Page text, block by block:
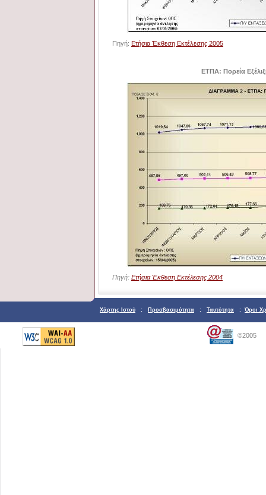
Πηγή: Ετήσια Έκθεση Εκτέλεσης 2005
ΕΤΠΑ: Πορεία
Πηγή: Ετήσια Έκθεση Εκτέλεσης 2004
Χάρτης Ιστού : Προσβασιμότητα : Ταυτότητα : Όροι
©2005